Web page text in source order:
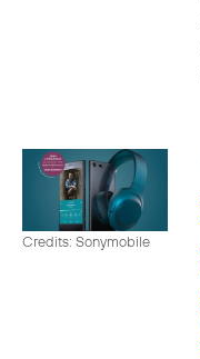
Credits: Sonymobile